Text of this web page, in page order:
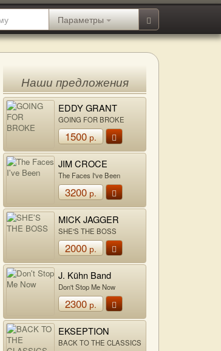
Параметры
Наши предложения
EDDY GRANT
GOING FOR BROKE
1500р.
JIM CROCE
The Faces I've Been
3200р.
MICK JAGGER
SHE'S THE BOSS
2000р.
J. Kühn Band
Don't Stop Me Now
2300р.
EKSEPTION
BACK TO THE CLASSICS